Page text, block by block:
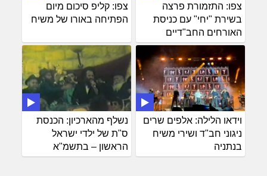
צפו: קליפ סיכום מיום
הפתיחה באורו של משיח
צפו: התזמורת פרצה
בשירת "יחי" עם כניסת
האורחים החב"דיים
נשלף מהארכיון: הכנסת
ס"ת של ילדי ישראל
הראשון – בתשמ"א
וידאו הלילה: אלפים שרים
ניגוני חב"ד ושירי משיח
בנתניה